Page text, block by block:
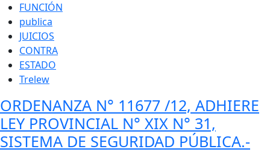
FUNCIÓN
publica
JUICIOS
CONTRA
ESTADO
Trelew
ORDENANZA N° 11677 /12, ADHIERE
LEY PROVINCIAL N° XIX N° 31,
SISTEMA DE SEGURIDAD PÚBLICA.-